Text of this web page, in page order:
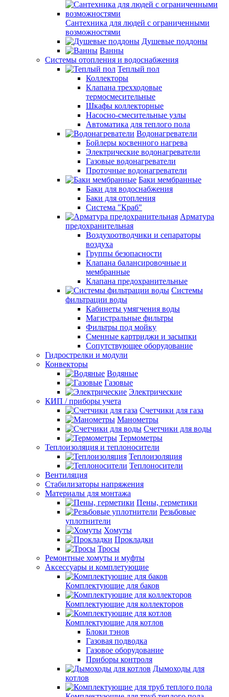
Сантехника для людей с ограниченными
возможностями
Душевые поддоны
Ванны
Системы отопления и водоснабжения
Теплый пол
Коллекторы
Клапана трехходовые
термосмесительные
Шкафы коллекторные
Насосно-смесительные узлы
Автоматика для теплого пола
Водонагреватели
Бойлеры косвенного нагрева
Электрические водонагреватели
Газовые водонагреватели
Проточные водонагреватели
Баки мембранные
Баки для водоснабжения
Баки для отопления
Система "Краб"
Арматура
предохранительная
Воздухоотводчики и сепараторы
воздуха
Группы безопасности
Клапана балансировочные и
мембранные
Клапана предохранительные
Системы
фильтрации воды
Кабинеты умягчения воды
Магистральные фильтры
Фильтры под мойку
Сменные картриджи и засыпки
Сопутствующее оборудование
Гидрострелки и модули
Конвекторы
Водяные
Газовые
Электрические
КИП / приборы учета
Счетчики для газа
Манометры
Счетчики для воды
Термометры
Теплоизоляция и теплоносители
Теплоизоляция
Теплоносители
Вентиляция
Стабилизаторы напряжения
Материалы для монтажа
Пены, герметики
Резьбовые
уплотнители
Хомуты
Прокладки
Тросы
Ремонтные хомуты и муфты
Аксессуары и комплетующие
Комплектующие для баков
Комплектующие для коллекторов
Комплектующие для котлов
Блоки тэнов
Газовая подводка
Газовое оборудование
Приборы контроля
Дымоходы для
котлов